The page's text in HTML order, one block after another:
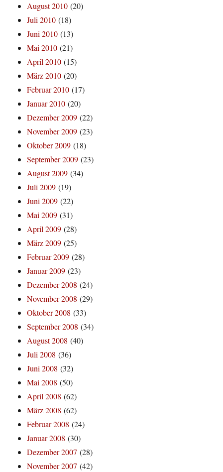
August 2010 (20)
Juli 2010 (18)
Juni 2010 (13)
Mai 2010 (21)
April 2010 (15)
März 2010 (20)
Februar 2010 (17)
Januar 2010 (20)
Dezember 2009 (22)
November 2009 (23)
Oktober 2009 (18)
September 2009 (23)
August 2009 (34)
Juli 2009 (19)
Juni 2009 (22)
Mai 2009 (31)
April 2009 (28)
März 2009 (25)
Februar 2009 (28)
Januar 2009 (23)
Dezember 2008 (24)
November 2008 (29)
Oktober 2008 (33)
September 2008 (34)
August 2008 (40)
Juli 2008 (36)
Juni 2008 (32)
Mai 2008 (50)
April 2008 (62)
März 2008 (62)
Februar 2008 (24)
Januar 2008 (30)
Dezember 2007 (28)
November 2007 (42)